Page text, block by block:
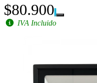
$80.900
IVA Incluido